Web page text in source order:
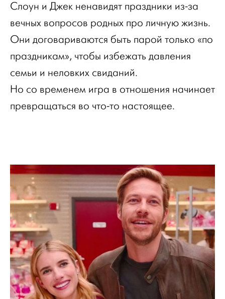
Слоун и Джек ненавидят праздники из-за
вечных вопросов родных про личную жизнь.
Они договариваются быть парой только «по
праздникам», чтобы избежать давления
семьи и неловких свиданий.
Но со временем игра в отношения начинает
превращаться во что-то настоящее.